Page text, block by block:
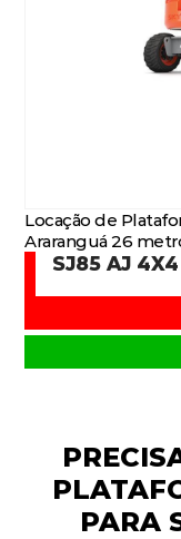
Locação de
Araranguá 26
SJ85 AJ 4X4
PARA